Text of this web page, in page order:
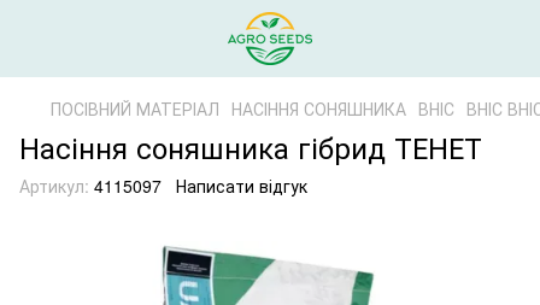
ПОСІВНИЙ МАТЕРІАЛ НАСІННЯ СОНЯШНИКА ВНІС ВНІС
Насіння соняшника гібрид ТЕНЕТ
Артикул: 4115097 Написати відгук